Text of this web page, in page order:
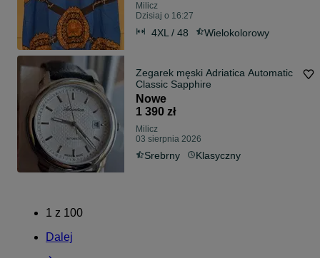
Milicz
Dzisiaj o 16:27
4XL / 48 Wielokolorowy
Zegarek męski Adriatica Automatic
Classic Sapphire
Nowe
1 390 zł
Milicz
03 sierpnia 2026
Srebrny Klasyczny
1 z 100
Dalej